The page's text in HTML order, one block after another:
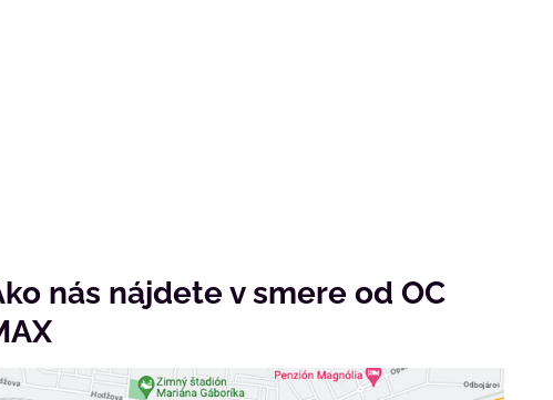
nás nájdete v smere od OC